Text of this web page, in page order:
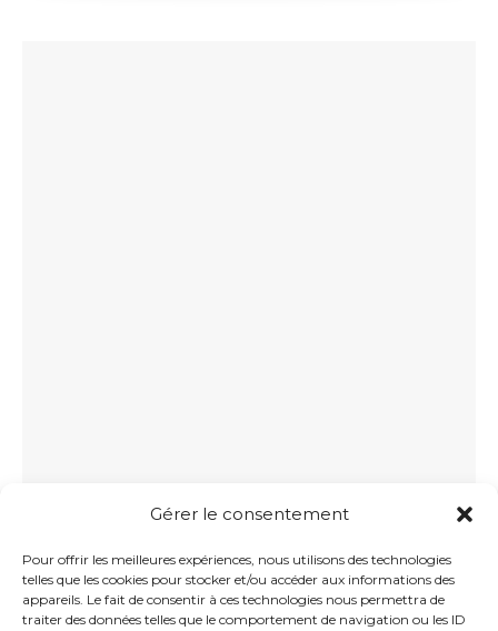
Gérer le consentement
Pour offrir les meilleures expériences, nous utilisons des technologies
telles que les cookies pour stocker et/ou accéder aux informations des
appareils. Le fait de consentir à ces technologies nous permettra de
traiter des données telles que le comportement de navigation ou les ID
PRENDRE RDV
Rue Champ de la Perdrix